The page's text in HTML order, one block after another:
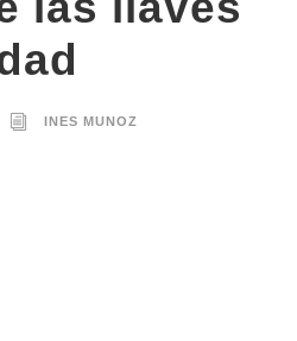
INES MUNOZ